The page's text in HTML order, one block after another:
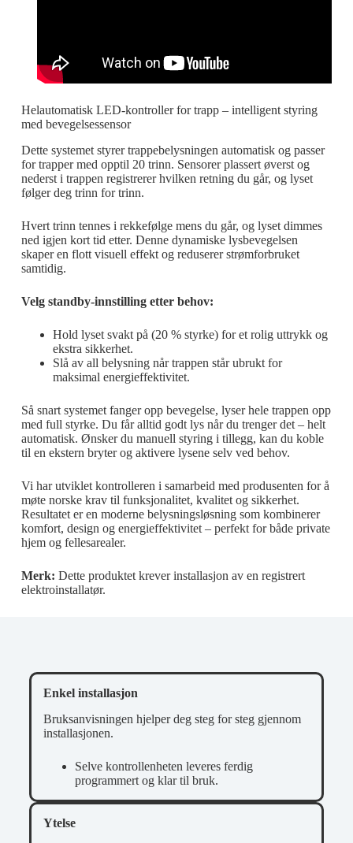
Helautomatisk LED-kontroller for trapp – intelligent styring
med bevegelsessensor
Dette systemet styrer trappebelysningen automatisk og passer
for trapper med opptil 20 trinn. Sensorer plassert øverst og
nederst i trappen registrerer hvilken retning du går, og lyset
følger deg trinn for trinn.
Hvert trinn tennes i rekkefølge mens du går, og lyset dimmes
ned igjen kort tid etter. Denne dynamiske lysbevegelsen
skaper en flott visuell effekt og reduserer strømforbruket
samtidig.
Velg standby-innstilling etter behov:
Hold lyset svakt på (20 % styrke) for et rolig uttrykk og
ekstra sikkerhet.
Slå av all belysning når trappen står ubrukt for
maksimal energieffektivitet.
Så snart systemet fanger opp bevegelse, lyser hele trappen opp
med full styrke. Du får alltid godt lys når du trenger det – helt
automatisk. Ønsker du manuell styring i tillegg, kan du koble
til en ekstern bryter og aktivere lysene selv ved behov.
Vi har utviklet kontrolleren i samarbeid med produsenten for å
møte norske krav til funksjonalitet, kvalitet og sikkerhet.
Resultatet er en moderne belysningsløsning som kombinerer
komfort, design og energieffektivitet – perfekt for både private
hjem og fellesarealer.
Merk: Dette produktet krever installasjon av en registrert
elektroinstallatør.
Enkel installasjon
Bruksanvisningen hjelper deg steg for steg gjennom
installasjonen.
Selve kontrollenheten leveres ferdig
programmert og klar til bruk.
Ytelse